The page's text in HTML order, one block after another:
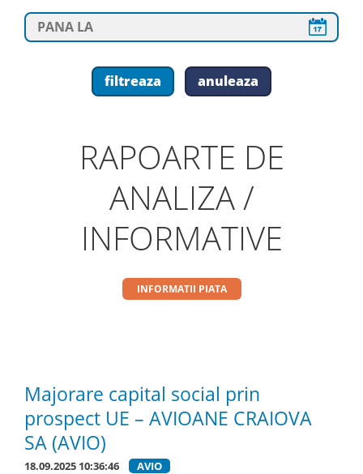
RAPOARTE DE
ANALIZA /
INFORMATIVE
INFORMATII PIATA
Majorare capital social prin
prospect UE – AVIOANE CRAIOVA
SA (AVIO)
18.09.2025 10:36:46 AVIO